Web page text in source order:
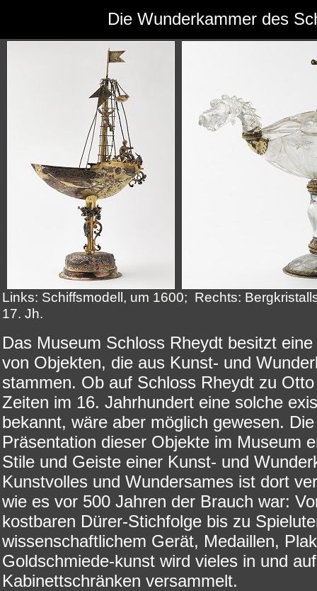
Die Wunderkammer des
Links: Schiffsmodell, um 1600; Rechts:
17. Jh.
Das Museum Schloss Rheydt besitzt
von Objekten, die aus Kunst- und
stammen. Ob auf Schloss Rheydt zu
Zeiten im 16. Jahrhundert eine solche
bekannt, wäre aber möglich gewesen.
Präsentation dieser Objekte im Museum
Stile und Geiste einer Kunst- und
Kunstvolles und Wundersames ist dort
wie es vor 500 Jahren der Brauch war:
kostbaren Dürer-Stichfolge bis zu
wissenschaftlichem Gerät, Medaillen,
Goldschmiede-kunst wird vieles in und auf
Kabinettschränken versammelt.